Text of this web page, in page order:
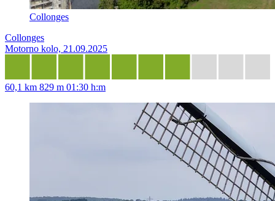
Collonges
Collonges
Motorno kolo, 21.09.2025
60,1 km 829 m 01:30 h:m